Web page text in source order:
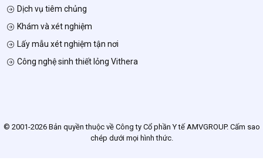
Dịch vụ tiêm chủng
Khám và xét nghiệm
Lấy mẫu xét nghiệm tận nơi
Công nghệ sinh thiết lỏng Vithera
© 2001-2026 Bản quyền thuộc về Công ty Cổ phần Y tế AMVGROUP. Cấm sao
chép dưới mọi hình thức.